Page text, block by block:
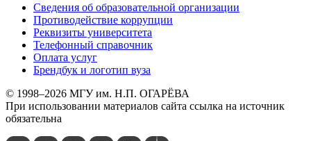
Сведения об образовательной организации
Противодействие коррупции
Реквизиты университета
Телефонный справочник
Оплата услуг
Брендбук и логотип вуза
© 1998–2026 МГУ им. Н.П. ОГАРЁВА
При использовании материалов сайта ссылка на источник
обязательна